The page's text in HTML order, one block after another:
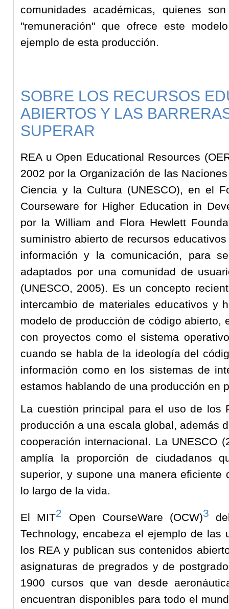
comunidades académicas, quienes
"remuneración" que ofrece este
ejemplo de esta producción.
SOBRE LOS RECURSOS
ABIERTOS Y LAS
SUPERAR
REA u Open Educational Resources
2002 por la Organización de las
Ciencia y la Cultura (UNESCO), en el
Courseware for Higher Education in
por la William and Flora Hewlett
suministro abierto de recursos
información y la comunicación, para
adaptados por una comunidad de
(UNESCO, 2005). Es un concepto
intercambio de materiales educativos y
modelo de producción de código abierto,
con proyectos como el sistema
cuando se habla de la ideología del
información como en los sistemas de
estamos hablando de una producción en
La cuestión principal para el uso de los
producción a una escala global, además
cooperación internacional. La UNESCO
amplía la proporción de ciudadanos
superior, y supone una manera eficiente
lo largo de la vida.
El MIT2 Open CourseWare (OCW)3
Technology, encabeza el ejemplo de las
los REA y publican sus contenidos
asignaturas de pregrados y de
1900 cursos que van desde
encuentran disponibles para todo el